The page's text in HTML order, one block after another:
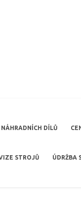
DÍLŮ
STROJŮ ÚDRŽBA